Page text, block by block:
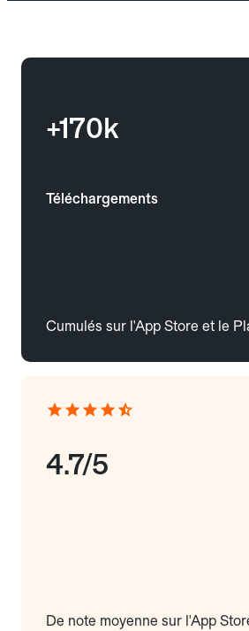
+170k
Téléchargements
Cumulés sur l'App Store et le
4.7/5
De note moyenne sur l'App